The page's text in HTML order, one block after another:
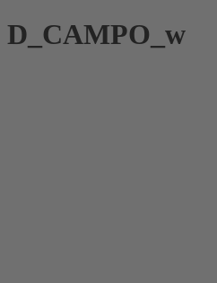
D_CAMPO_w